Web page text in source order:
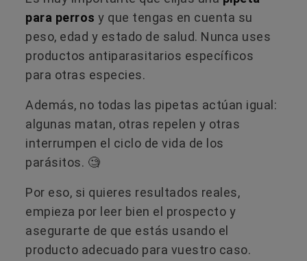
para perros y que tengas en cuenta su
peso, edad y estado de salud. Nunca uses
productos antiparasitarios específicos
para otras especies.
Además, no todas las pipetas actúan igual:
algunas matan, otras repelen y otras
interrumpen el ciclo de vida de los
parásitos. 🧐
Por eso, si quieres resultados reales,
empieza por leer bien el prospecto y
asegurarte de que estás usando el
producto adecuado para vuestro caso.